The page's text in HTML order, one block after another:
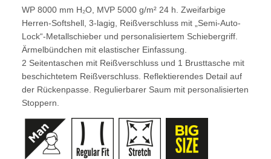
WP 8000 mm H₂O, MVP 5000 g/m² 24 h. Zweifarbige
Herren-Softshell, 3-lagig, Reißverschluss mit „Semi-Auto-
Lock“-Metallschieber und personalisiertem Schiebergriff.
Ärmelbündchen mit elastischer Einfassung.
2 Seitentaschen mit Reißverschluss und 1 Brusttasche mit
beschichtetem Reißverschluss. Reflektierendes Detail auf
der Rückenpasse. Regulierbarer Saum mit personalisierten
Stoppern.